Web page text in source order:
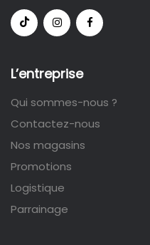
L’entreprise
Qui sommes-nous ?
Contactez-nous
Nos magasins
Promotions
Logistique
Parrainage